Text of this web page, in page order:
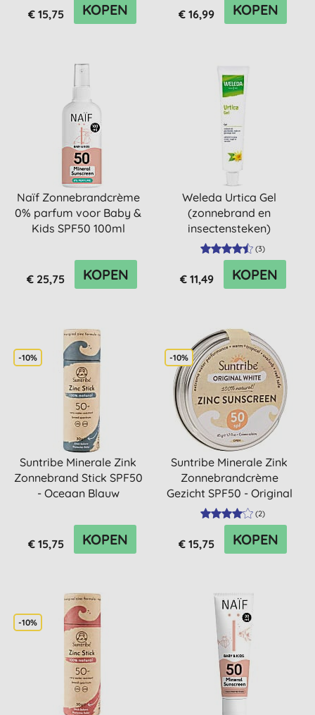
€ 15,75 KOPEN € 16,99 KOPEN
Naïf Zonnebrandcrème
0% parfum voor Baby &
Kids SPF50 100ml
€ 25,75 KOPEN
Weleda Urtica Gel
(zonnebrand en
insectensteken)
(3)
€ 11,49 KOPEN
-10%
Suntribe Minerale Zink
Zonnebrand Stick SPF50
- Oceaan Blauw
€ 15,75 KOPEN
-10%
Suntribe Minerale Zink
Zonnebrandcrème
Gezicht SPF50 - Original
Whi...
(2)
€ 15,75 KOPEN
-10%